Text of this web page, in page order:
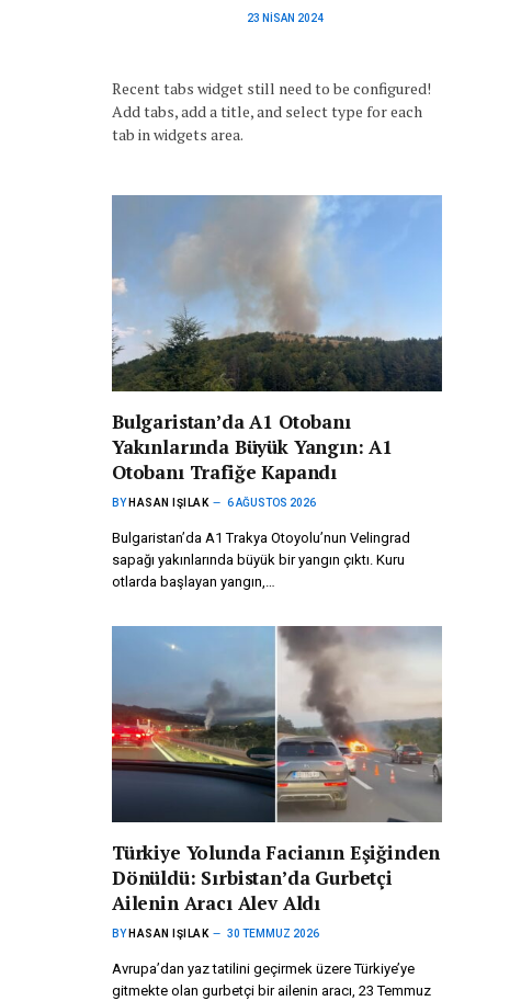
23 NISAN 2024
Recent tabs widget still need to be configured!
Add tabs, add a title, and select type for each
tab in widgets area.
Bulgaristan’da A1 Otobanı
Yakınlarında Büyük Yangın: A1
Otobanı Trafiğe Kapandı
BY HASAN IŞILAK 6 AĞUSTOS 2026
Bulgaristan’da A1 Trakya Otoyolu’nun Velingrad
sapağı yakınlarında büyük bir yangın çıktı. Kuru
otlarda başlayan yangın,…
Türkiye Yolunda Facianın Eşiğinden
Dönüldü: Sırbistan’da Gurbetçi
Ailenin Aracı Alev Aldı
BY HASAN IŞILAK 30 TEMMUZ 2026
Avrupa’dan yaz tatilini geçirmek üzere Türkiye’ye
gitmekte olan gurbetçi bir ailenin aracı, 23 Temmuz